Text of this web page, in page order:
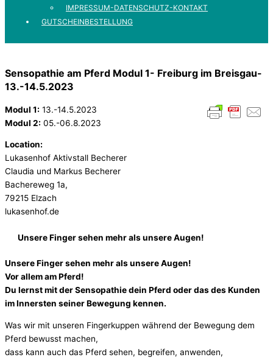
IMPRESSUM-DATENSCHUTZ-KONTAKT
GUTSCHEINBESTELLUNG
Sensopathie am Pferd Modul 1- Freiburg im Breisgau-
13.-14.5.2023
Modul 1: 13.-14.5.2023
Modul 2: 05.-06.8.2023
Location:
Lukasenhof Aktivstall Becherer
Claudia und Markus Becherer
Bachereweg 1a,
79215 Elzach
lukasenhof.de
Unsere Finger sehen mehr als unsere Augen!
Unsere Finger sehen mehr als unsere Augen!
Vor allem am Pferd!
Du lernst mit der Sensopathie dein Pferd oder das des Kunden
im Innersten seiner Bewegung kennen.
Was wir mit unseren Fingerkuppen während der Bewegung dem
Pferd bewusst machen,
dass kann auch das Pferd sehen, begreifen, anwenden,